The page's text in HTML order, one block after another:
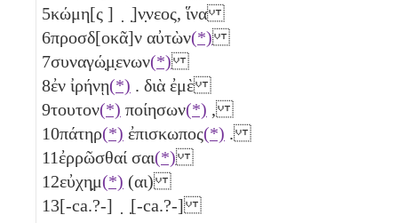
5κώμη[ς ] ̣ ̣]ν̣νεος, ἵνα
6προσδ[οκᾶ]ν αὐτὼν(*)
7συναγώ̣μ̣ενων(*)
8ἐν ἰρήνῃ(*) . διὰ ἐμὲ
9τουτον(*) ποίησων(*) ,
10πάτηρ(*) ἐπισκωπος(*) .
11ἐρρῶσθαί σαι(*)
12εὐχη̣μ(*) (αι)
13[-ca.?-] ̣ ̣[-ca.?-]